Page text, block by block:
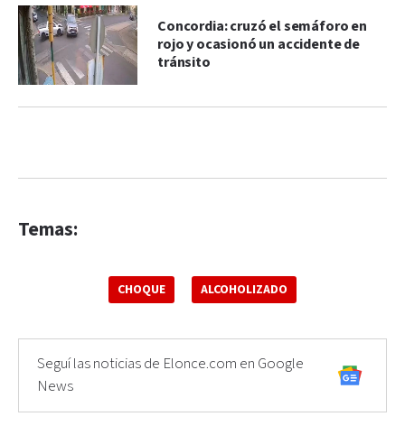
Concordia: cruzó el semáforo en
rojo y ocasionó un accidente de
tránsito
Temas:
CHOQUE ALCOHOLIZADO
Seguí las noticias de Elonce.com en Google
News